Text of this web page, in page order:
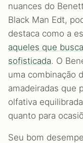
nuances do
Black Man Edt,
destaca como a
aqueles que
sofisticada. O
uma combinação
amadeiradas que
olfativa
quanto para
Seu bom